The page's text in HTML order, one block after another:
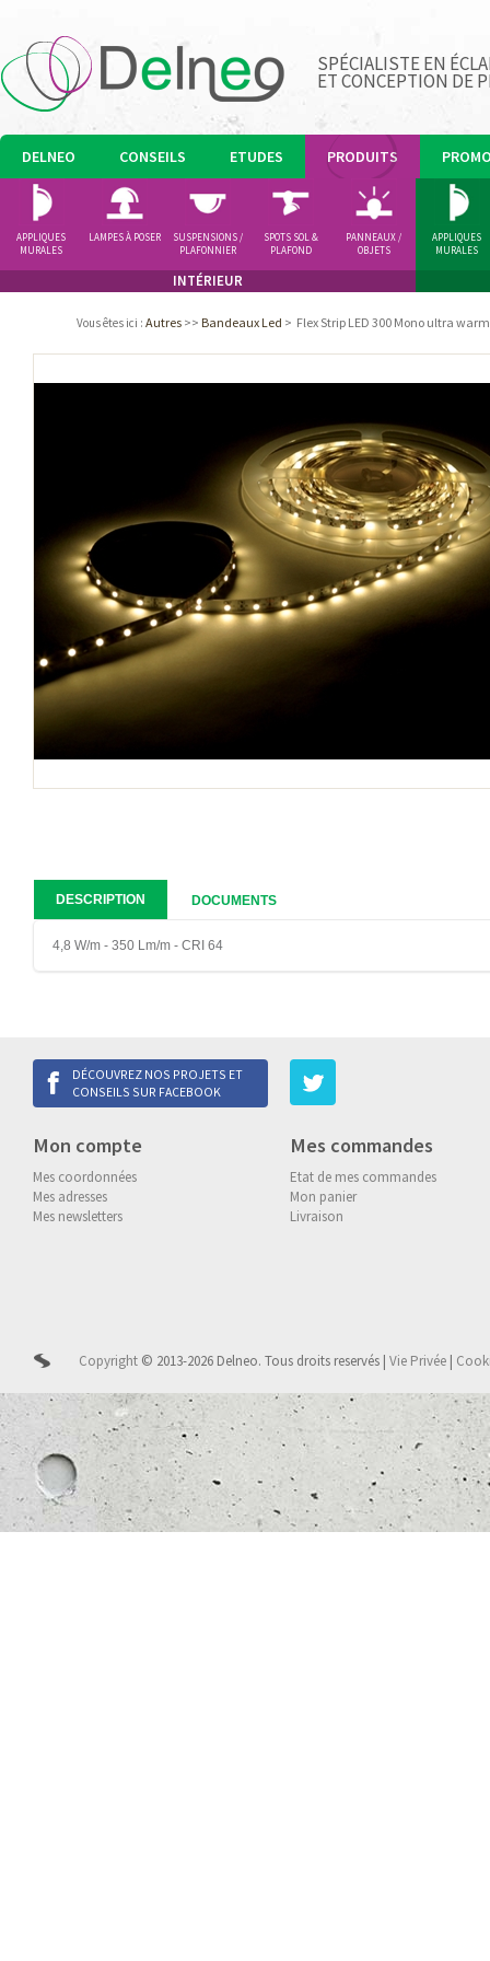
SPÉCIALISTE EN
ET CONCEPTION DE
DELNEO CONSEILS ETUDES PRODUITS
INTÉRIEUR
APPLIQUES
MURALES
LAMPES À POSER
SUSPENSIONS /
PLAFONNIER
SPOTS SOL &
PLAFOND
PANNEAUX /
OBJETS
APPLIQUES
MURALES
Vous êtes ici : Autres >> Bandeaux Led > Flex Strip LED 300 Mono ultra
DESCRIPTION DOCUMENTS
4,8 W/m - 350 Lm/m - CRI 64
DÉCOUVREZ NOS PROJETS ET
CONSEILS SUR FACEBOOK
Mon compte
Mes coordonnées
Mes adresses
Mes newsletters
Mes commandes
Etat de mes commandes
Mon panier
Livraison
Copyright © 2013-2026 Delneo. Tous droits reservés | Vie Privée |